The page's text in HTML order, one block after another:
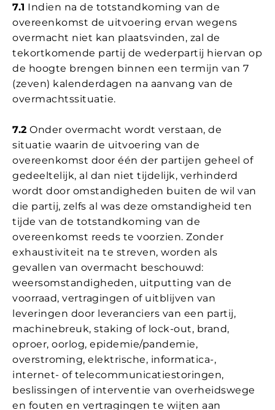
7.1 Indien na de totstandkoming van de
overeenkomst de uitvoering ervan wegens
overmacht niet kan plaatsvinden, zal de
tekortkomende partij de wederpartij hiervan op
de hoogte brengen binnen een termijn van 7
(zeven) kalenderdagen na aanvang van de
overmachtssituatie.
7.2 Onder overmacht wordt verstaan, de
situatie waarin de uitvoering van de
overeenkomst door één der partijen geheel of
gedeeltelijk, al dan niet tijdelijk, verhinderd
wordt door omstandigheden buiten de wil van
die partij, zelfs al was deze omstandigheid ten
tijde van de totstandkoming van de
overeenkomst reeds te voorzien. Zonder
exhaustiviteit na te streven, worden als
gevallen van overmacht beschouwd:
weersomstandigheden, uitputting van de
voorraad, vertragingen of uitblijven van
leveringen door leveranciers van een partij,
machinebreuk, staking of lock-out, brand,
oproer, oorlog, epidemie/pandemie,
overstroming, elektrische, informatica-,
internet- of telecommunicatiestoringen,
beslissingen of interventie van overheidswege
en fouten en vertragingen te wijten aan